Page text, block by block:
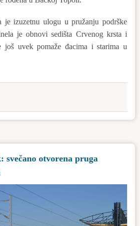
je izuzetnu ulogu u pružanju podrške
je obnovi sedišta Crvenog krsta i
još uvek pomaže đacima i starima u
otvorena pruga